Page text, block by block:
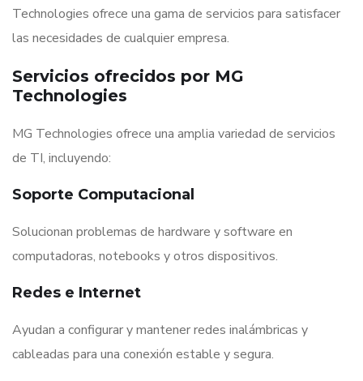
Technologies ofrece una gama de servicios para satisfacer
las necesidades de cualquier empresa.
Servicios ofrecidos por MG
Technologies
MG Technologies ofrece una amplia variedad de servicios
de TI, incluyendo:
Soporte Computacional
Solucionan problemas de hardware y software en
computadoras, notebooks y otros dispositivos.
Redes e Internet
Ayudan a configurar y mantener redes inalámbricas y
cableadas para una conexión estable y segura.